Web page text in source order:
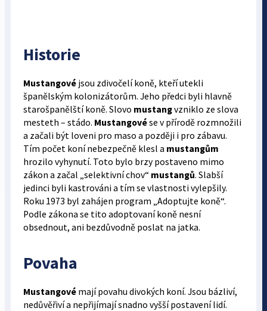
Historie
Mustangovéjsou zdivočelí koně, kteří utekli
španělským kolonizátorům. Jeho předci byli hlavně
starošpanělští koně. Slovo mustangvzniklo ze slova
mesteth – stádo. Mustangovése v přírodě rozmnožili
a začali být loveni pro maso a později i pro zábavu.
Tím počet koní nebezpečně klesl a mustangům
hrozilo vyhynutí. Toto bylo brzy postaveno mimo
zákon a začal „selektivní chov“ mustangů. Slabší
jedinci byli kastrováni a tím se vlastnosti vylepšily.
Roku 1973 byl zahájen program „Adoptujte koně“.
Podle zákona se tito adoptovaní koně nesní
obsednout, ani bezdůvodně poslat na jatka.
Povaha
Mustangovémají povahu divokých koní. Jsou bázliví,
nedůvěřiví a nepřijímají snadno vyšší postavení lidí.